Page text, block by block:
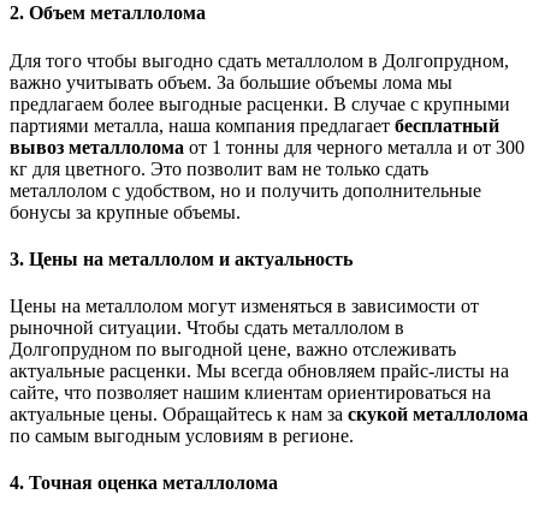
2. Объем металлолома
Для того чтобы выгодно сдать металлолом в Долгопрудном,
важно учитывать объем. За большие объемы лома мы
предлагаем более выгодные расценки. В случае с крупными
партиями металла, наша компания предлагает бесплатный
вывоз металлолома от 1 тонны для черного металла и от 300
кг для цветного. Это позволит вам не только сдать
металлолом с удобством, но и получить дополнительные
бонусы за крупные объемы.
3. Цены на металлолом и актуальность
Цены на металлолом могут изменяться в зависимости от
рыночной ситуации. Чтобы сдать металлолом в
Долгопрудном по выгодной цене, важно отслеживать
актуальные расценки. Мы всегда обновляем прайс-листы на
сайте, что позволяет нашим клиентам ориентироваться на
актуальные цены. Обращайтесь к нам за скукой металлолома
по самым выгодным условиям в регионе.
4. Точная оценка металлолома